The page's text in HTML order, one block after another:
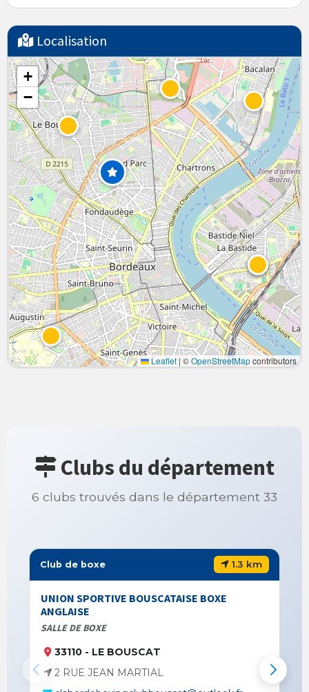
Localisation
+
−
Leaflet | ©OpenStreetMapcontributors
Clubs du département
6 clubs trouvés dans le département 33
Club de boxe 1.3 km
UNION SPORTIVE BOUSCATAISE BOXE
ANGLAISE
SALLE DE BOXE
33110 - LE BOUSCAT
2 RUE JEAN MARTIAL